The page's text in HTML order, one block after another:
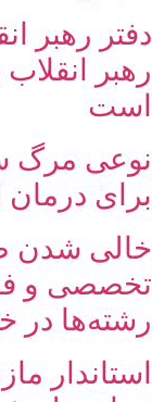
دفتر رهبر
رهبر
است
نوعی مرگ
برای
تخصصی و
رشته‌ها
استاندار